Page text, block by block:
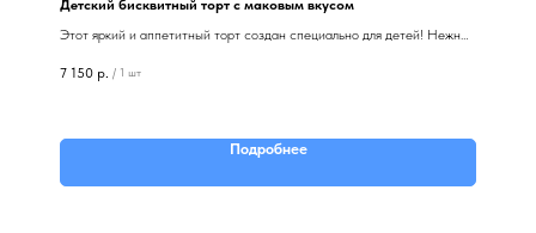
Детский бисквитный торт с маковым вкусом
Этот яркий и аппетитный торт создан специально для детей! Нежные
малышей своим насыщенным вкусом и привлекательным внешним
7 150 р. / 1 шт
Подробнее